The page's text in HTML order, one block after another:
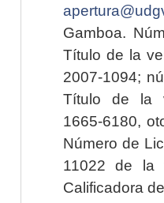
Gamboa.
Título de la
2007-1094;
Título de la
1665-6180,
Número de
11022 de la
Calificadora